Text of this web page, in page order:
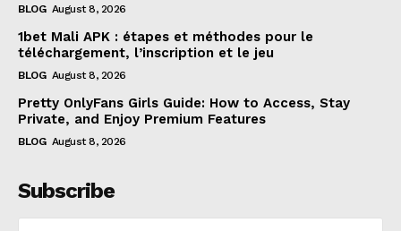
BLOG August 8, 2026
1bet Mali APK : étapes et méthodes pour le
téléchargement, l’inscription et le jeu
BLOG August 8, 2026
Pretty OnlyFans Girls Guide: How to Access, Stay
Private, and Enjoy Premium Features
BLOG August 8, 2026
Subscribe